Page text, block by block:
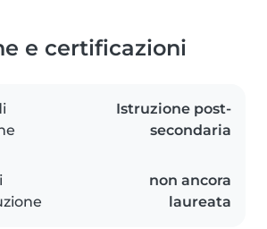
e certificazioni
Istruzione post-
secondaria
non ancora
laureata